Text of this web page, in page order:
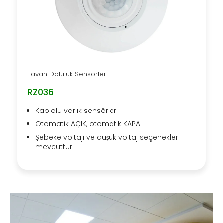
Tavan Doluluk Sensörleri
RZ036
Kablolu varlık sensörleri
Otomatik AÇIK, otomatik KAPALI
Şebeke voltajı ve düşük voltaj seçenekleri
mevcuttur